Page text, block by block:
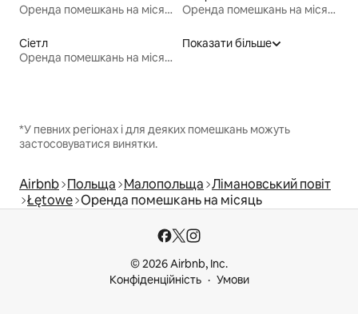
Оренда помешкань на місяць
Оренда помешкань на місяць
Сіетл
Оренда помешкань на місяць
Показати більше
*У певних регіонах і для деяких помешкань можуть
застосовуватися винятки.
Airbnb Польща Малопольща Лімановський повіт
Łętowe Оренда помешкань на місяць
© 2026 Airbnb, Inc.
Конфіденційність
Умови